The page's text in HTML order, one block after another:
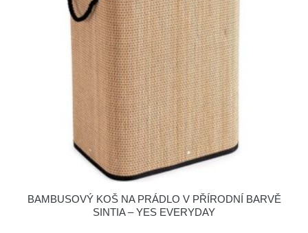
BAMBUSOVÝ KOŠ NA PRÁDLO V PŘÍRODNÍ BARVĚ
SINTIA – YES EVERYDAY